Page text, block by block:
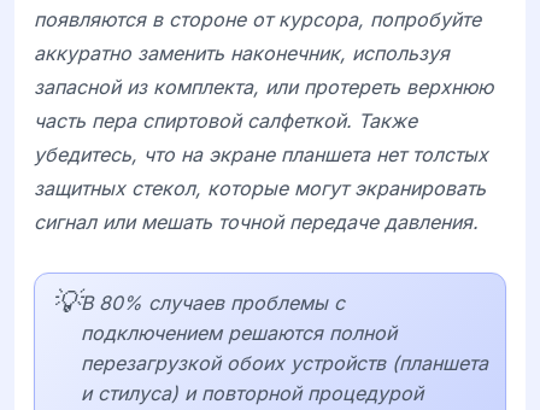
появляются в стороне от курсора, попробуйте
аккуратно заменить наконечник, используя
запасной из комплекта, или протереть верхнюю
часть пера спиртовой салфеткой. Также
убедитесь, что на экране планшета нет толстых
защитных стекол, которые могут экранировать
сигнал или мешать точной передаче давления.
💡В 80% случаев проблемы с
подключением решаются полной
перезагрузкой обоих устройств (планшета
и стилуса) и повторной процедурой